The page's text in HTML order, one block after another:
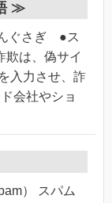
≫
ぐさぎ ●ス
欺は、偽サイ
入力させ、詐
会社やショ
） スパム